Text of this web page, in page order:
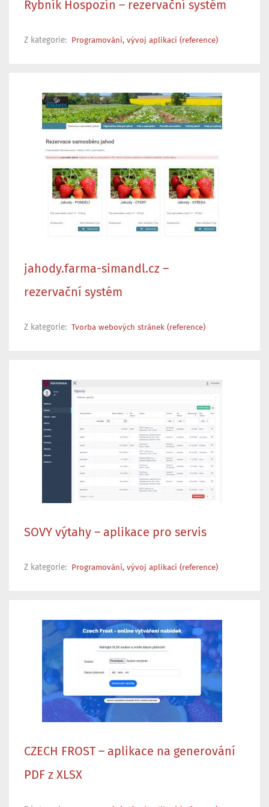
Rybník Hospozín – rezervační systém
Z kategorie: Programování, vývoj aplikací (reference)
jahody.farma-simandl.cz –
rezervační systém
Z kategorie: Tvorba webových stránek (reference)
SOVY výtahy – aplikace pro servis
Z kategorie: Programování, vývoj aplikací (reference)
CZECH FROST – aplikace na generování
PDF z XLSX